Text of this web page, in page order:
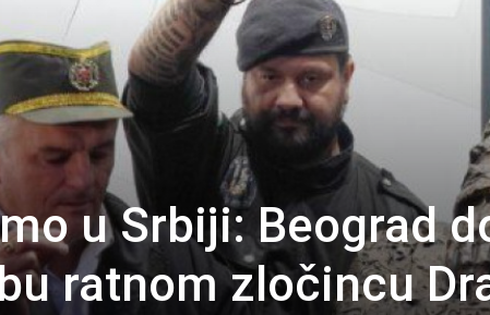
u Srbiji: Beograd
ratnom zločincu